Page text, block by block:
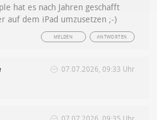
hat es nach Jahren geschafft
auf dem iPad umzusetzen ;-)
ANTWORTEN
MELDEN
07.07.2026, 09:33 Uhr